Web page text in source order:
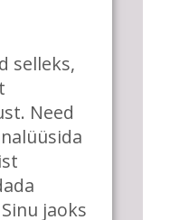
ja
selleks,
Need
jaoks